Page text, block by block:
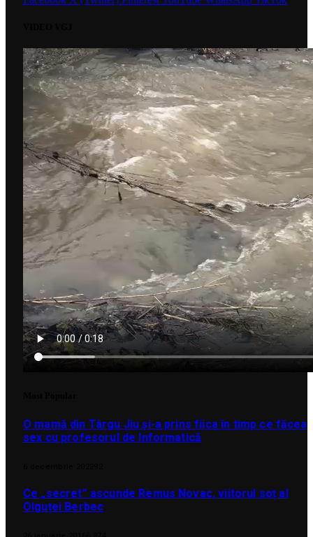
O mamă din Târgu Jiu și-a prins fiica în timp ce făcea
sex cu profesorul de Informatică
Ce „secret” ascunde Remus Novac, viitorul soț al
Olguței Berbec